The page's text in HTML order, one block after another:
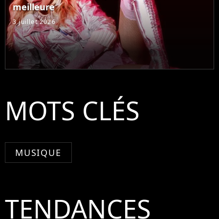
meilleure
3 juillet 2026
MOTS CLÉS
MUSIQUE
TENDANCES